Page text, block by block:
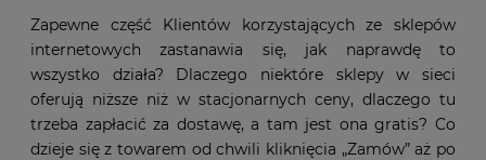
Zapewne część Klientów korzystających ze sklepów
internetowych zastanawia się, jak naprawdę to
wszystko działa? Dlaczego niektóre sklepy w sieci
oferują niższe niż w stacjonarnych ceny, dlaczego tu
trzeba zapłacić za dostawę, a tam jest ona gratis? Co
dzieje się z towarem od chwili kliknięcia „Zamów” aż po